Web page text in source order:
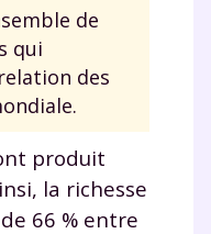
de
qui
des
produit
la richesse
66 % entre